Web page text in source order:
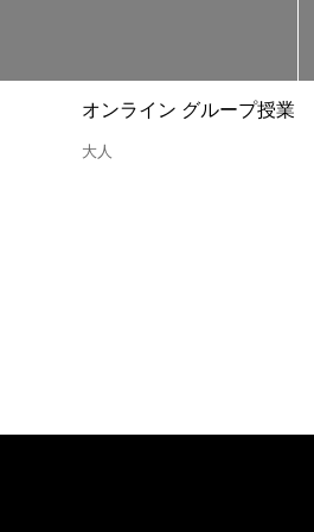
オンライン グループ授業
大人